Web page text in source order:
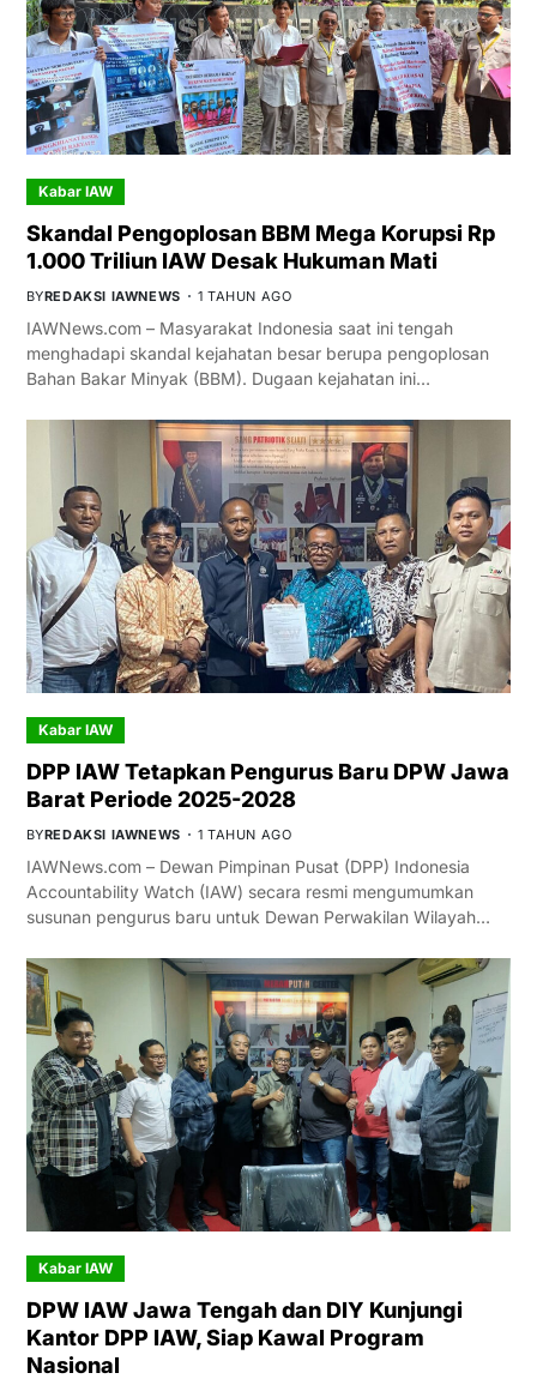
Kabar IAW
Skandal Pengoplosan BBM Mega Korupsi Rp
1.000 Triliun IAW Desak Hukuman Mati
BYREDAKSI IAWNEWS 1 TAHUN AGO
IAWNews.com – Masyarakat Indonesia saat ini tengah
menghadapi skandal kejahatan besar berupa pengoplosan
Bahan Bakar Minyak (BBM). Dugaan kejahatan ini…
Kabar IAW
DPP IAW Tetapkan Pengurus Baru DPW Jawa
Barat Periode 2025-2028
BYREDAKSI IAWNEWS 1 TAHUN AGO
IAWNews.com – Dewan Pimpinan Pusat (DPP) Indonesia
Accountability Watch (IAW) secara resmi mengumumkan
susunan pengurus baru untuk Dewan Perwakilan Wilayah…
Kabar IAW
DPW IAW Jawa Tengah dan DIY Kunjungi
Kantor DPP IAW, Siap Kawal Program
Nasional